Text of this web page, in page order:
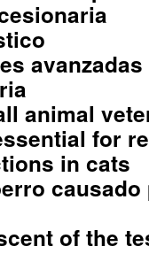
animal
for
in cats
of the